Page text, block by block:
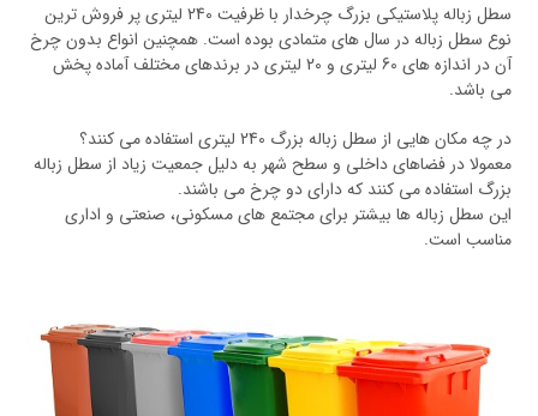
سطل زباله پلاستیکی بزرگ چرخدار با ظرفیت 240 لیتری پر فروش ترین
نوع سطل زباله در سال های متمادی بوده است. همچنین انواع بدون چرخ
آن در اندازه های 60 لیتری و 20 لیتری در برندهای مختلف آماده پخش
می باشد.
در چه مکان هایی از سطل زباله بزرگ 240 لیتری استفاده می کنند؟
معمولا در فضاهای داخلی و سطح شهر به دلیل جمعیت زیاد از سطل زباله
بزرگ استفاده می کنند که دارای دو چرخ می باشند.
این سطل زباله ها بیشتر برای مجتمع های مسکونی، صنعتی و اداری
مناسب است.